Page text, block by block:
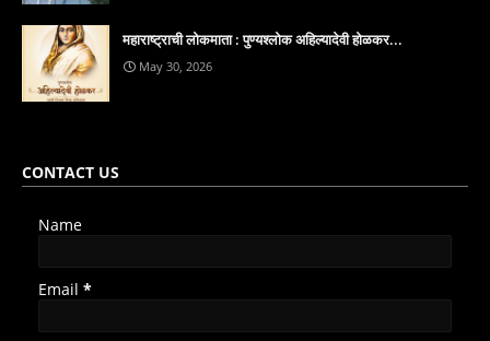
महाराष्ट्राची लोकमाता : पुण्यश्लोक अहिल्यादेवी होळकर...
May 30, 2026
CONTACT US
Name
Email *